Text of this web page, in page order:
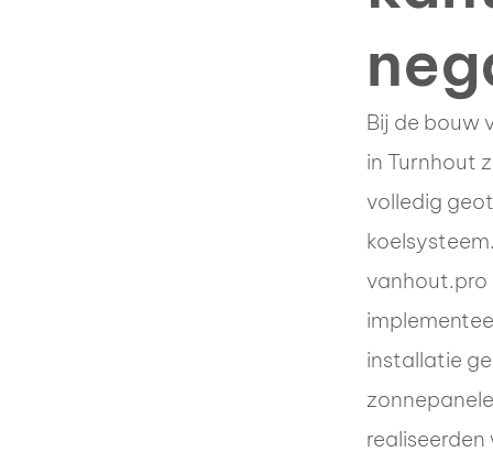
Bij de bouw
in Turnhout
volledig
vanhout.pro
installatie